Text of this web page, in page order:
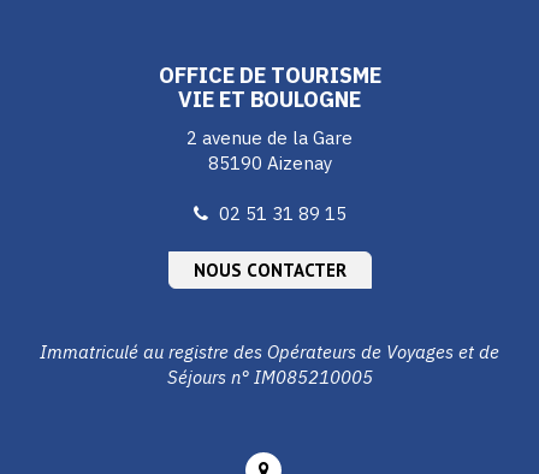
OFFICE DE TOURISME
VIE ET BOULOGNE
2 avenue de la Gare
85190 Aizenay
02 51 31 89 15
NOUS CONTACTER
Immatriculé au registre des Opérateurs de Voyages et de
Séjours n° IM085210005